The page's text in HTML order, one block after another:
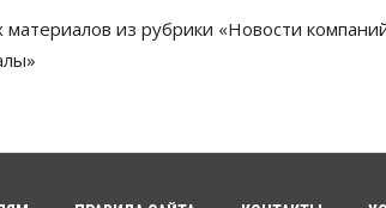
из рубрики «Новости